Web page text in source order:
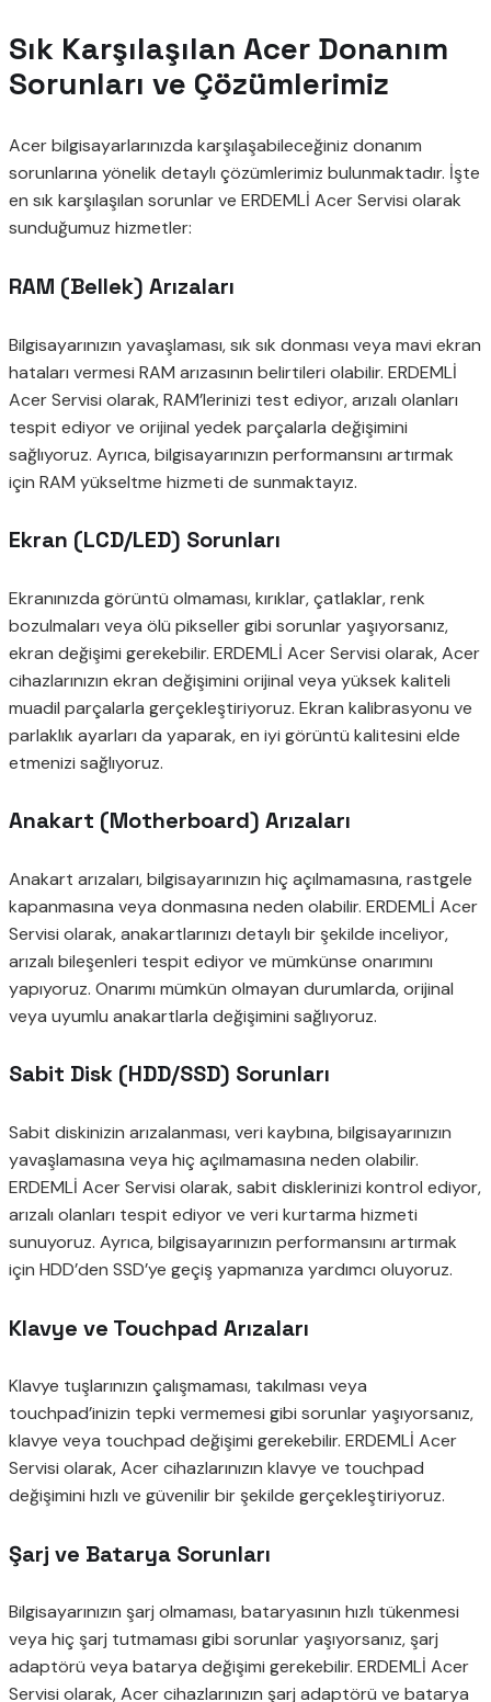
Sık Karşılaşılan Acer Donanım
Sorunları ve Çözümlerimiz
Acer bilgisayarlarınızda karşılaşabileceğiniz donanım
sorunlarına yönelik detaylı çözümlerimiz bulunmaktadır. İşte
en sık karşılaşılan sorunlar ve ERDEMLİ Acer Servisi olarak
sunduğumuz hizmetler:
RAM (Bellek) Arızaları
Bilgisayarınızın yavaşlaması, sık sık donması veya mavi ekran
hataları vermesi RAM arızasının belirtileri olabilir. ERDEMLİ
Acer Servisi olarak, RAM’lerinizi test ediyor, arızalı olanları
tespit ediyor ve orijinal yedek parçalarla değişimini
sağlıyoruz. Ayrıca, bilgisayarınızın performansını artırmak
için RAM yükseltme hizmeti de sunmaktayız.
Ekran (LCD/LED) Sorunları
Ekranınızda görüntü olmaması, kırıklar, çatlaklar, renk
bozulmaları veya ölü pikseller gibi sorunlar yaşıyorsanız,
ekran değişimi gerekebilir. ERDEMLİ Acer Servisi olarak, Acer
cihazlarınızın ekran değişimini orijinal veya yüksek kaliteli
muadil parçalarla gerçekleştiriyoruz. Ekran kalibrasyonu ve
parlaklık ayarları da yaparak, en iyi görüntü kalitesini elde
etmenizi sağlıyoruz.
Anakart (Motherboard) Arızaları
Anakart arızaları, bilgisayarınızın hiç açılmamasına, rastgele
kapanmasına veya donmasına neden olabilir. ERDEMLİ Acer
Servisi olarak, anakartlarınızı detaylı bir şekilde inceliyor,
arızalı bileşenleri tespit ediyor ve mümkünse onarımını
yapıyoruz. Onarımı mümkün olmayan durumlarda, orijinal
veya uyumlu anakartlarla değişimini sağlıyoruz.
Sabit Disk (HDD/SSD) Sorunları
Sabit diskinizin arızalanması, veri kaybına, bilgisayarınızın
yavaşlamasına veya hiç açılmamasına neden olabilir.
ERDEMLİ Acer Servisi olarak, sabit disklerinizi kontrol ediyor,
arızalı olanları tespit ediyor ve veri kurtarma hizmeti
sunuyoruz. Ayrıca, bilgisayarınızın performansını artırmak
için HDD’den SSD’ye geçiş yapmanıza yardımcı oluyoruz.
Klavye ve Touchpad Arızaları
Klavye tuşlarınızın çalışmaması, takılması veya
touchpad’inizin tepki vermemesi gibi sorunlar yaşıyorsanız,
klavye veya touchpad değişimi gerekebilir. ERDEMLİ Acer
Servisi olarak, Acer cihazlarınızın klavye ve touchpad
değişimini hızlı ve güvenilir bir şekilde gerçekleştiriyoruz.
Şarj ve Batarya Sorunları
Bilgisayarınızın şarj olmaması, bataryasının hızlı tükenmesi
veya hiç şarj tutmaması gibi sorunlar yaşıyorsanız, şarj
adaptörü veya batarya değişimi gerekebilir. ERDEMLİ Acer
Servisi olarak, Acer cihazlarınızın şarj adaptörü ve batarya